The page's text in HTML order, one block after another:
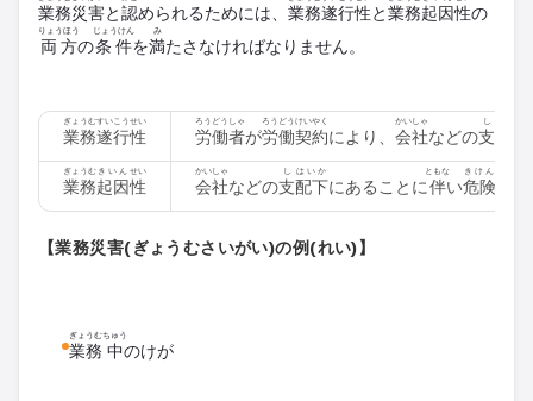
業務災害と認められるためには、 業務遂行性と業務起因性の
両方
りょうほう
の条件
じょうけん
を満
み
たさなければなりません。
業務
ぎょうむ
遂行
すいこう
性
せい
労働者
ろうどうしゃ
が労働
ろうどう
契約
けいやく
により、 会社
かいしゃ
などの支
し
業務
ぎょうむ
起因
きいん
性
せい
会社
かいしゃ
などの支
し
配下
はいか
にあることに伴
ともな
い危険
きけん
【業務災害(ぎょうむさいがい)の例(れい)】
業務
ぎょうむ
中
ちゅう
のけが